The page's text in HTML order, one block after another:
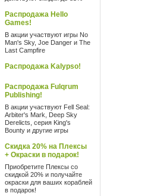
Распродажа Hello
Games!
В акции участвуют игры No
Man's Sky, Joe Danger и The
Last Campfire
Распродажа Kalypso!
Распродажа Fulqrum
Publishing!
В акции участвуют Fell Seal:
Arbiter's Mark, Deep Sky
Derelicts, серия King's
Bounty и другие игры
Скидка 20% на Плексы
+ Окраски в подарок!
Приобретите Плексы со
скидкой 20% и получайте
окраски для ваших кораблей
в подарок!